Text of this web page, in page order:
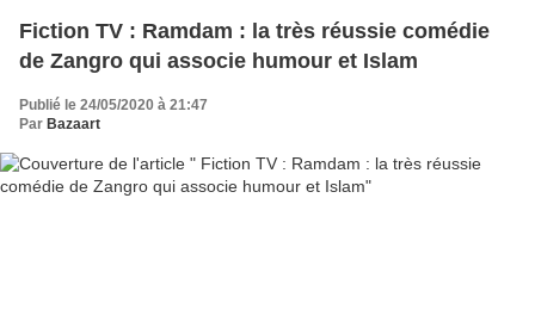
Fiction TV : Ramdam : la très réussie comédie
de Zangro qui associe humour et Islam
Publié le 24/05/2020 à 21:47
Par Bazaart